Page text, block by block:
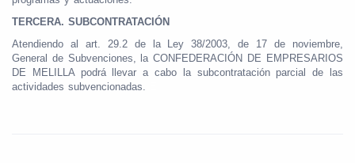
TERCERA. SUBCONTRATACIÓN
Atendiendo al art. 29.2 de la Ley 38/2003, de 17 de noviembre,
General de Subvenciones, la CONFEDERACIÓN DE EMPRESARIOS
DE MELILLA podrá llevar a cabo la subcontratación parcial de las
actividades subvencionadas.